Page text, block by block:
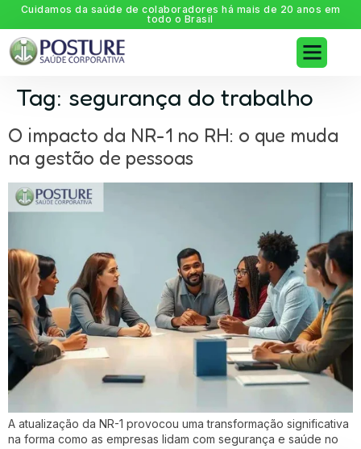
Cuidamos da saúde de colaboradores há mais de 20 anos em
todo o Brasil
Tag: segurança do trabalho
O impacto da NR-1 no RH: o que muda
na gestão de pessoas
A atualização da NR-1 provocou uma transformação significativa
na forma como as empresas lidam com segurança e saúde no